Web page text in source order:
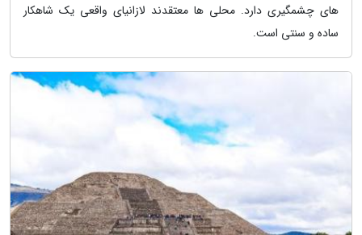
های چشمگیری دارد. محلی ها معتقدند لازانیای واقعی یک شاهکار
ساده و سنتی است.